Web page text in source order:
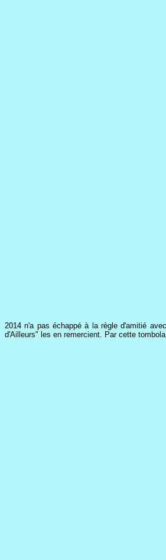
2014 n'a pas échappé à la règle d'amitié
d'Ailleurs" les en remercient. Par cette